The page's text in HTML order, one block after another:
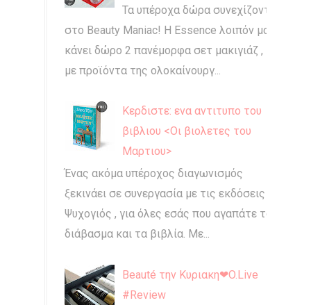
Τα υπέροχα δώρα συνεχίζονται
στο Beauty Maniac! Η Essence λοιπόν μας
κάνει δώρο 2 πανέμορφα σετ μακιγιάζ ,
με προϊόντα της ολοκαίνουργ...
Κερδιστε: ενα αντιτυπο του
βιβλιου <Οι βιολετες του
Μαρτιου>
Ένας ακόμα υπέροχος διαγωνισμός
ξεκινάει σε συνεργασία με τις εκδόσεις
Ψυχογιός , για όλες εσάς που αγαπάτε το
διάβασμα και τα βιβλία. Με...
Beauté την Κυριακη❤O.Live
#Review